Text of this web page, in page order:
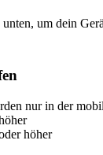
um dein
nur in der
höher